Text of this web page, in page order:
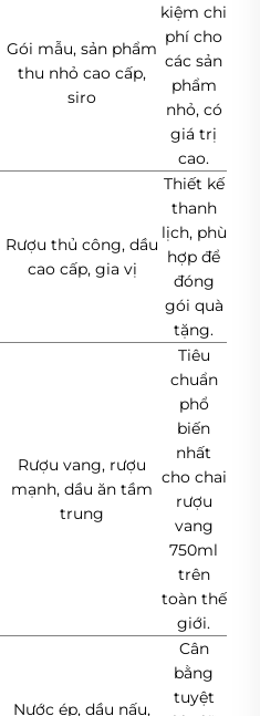
Gói mẫu, sản phẩm
thu nhỏ cao cấp,
siro
kiệm chi
phí cho
các sản
phẩm
nhỏ, có
giá trị
cao.
Rượu thủ công, dầu
cao cấp, gia vị
Thiết kế
thanh
lịch, phù
hợp để
đóng
gói quà
tặng.
Rượu vang, rượu
mạnh, dầu ăn tầm
trung
Tiêu
chuẩn
phổ
biến
nhất
cho chai
rượu
vang
750ml
trên
toàn thế
giới.
Nước ép, dầu nấu,
Cân
bằng
tuyệt